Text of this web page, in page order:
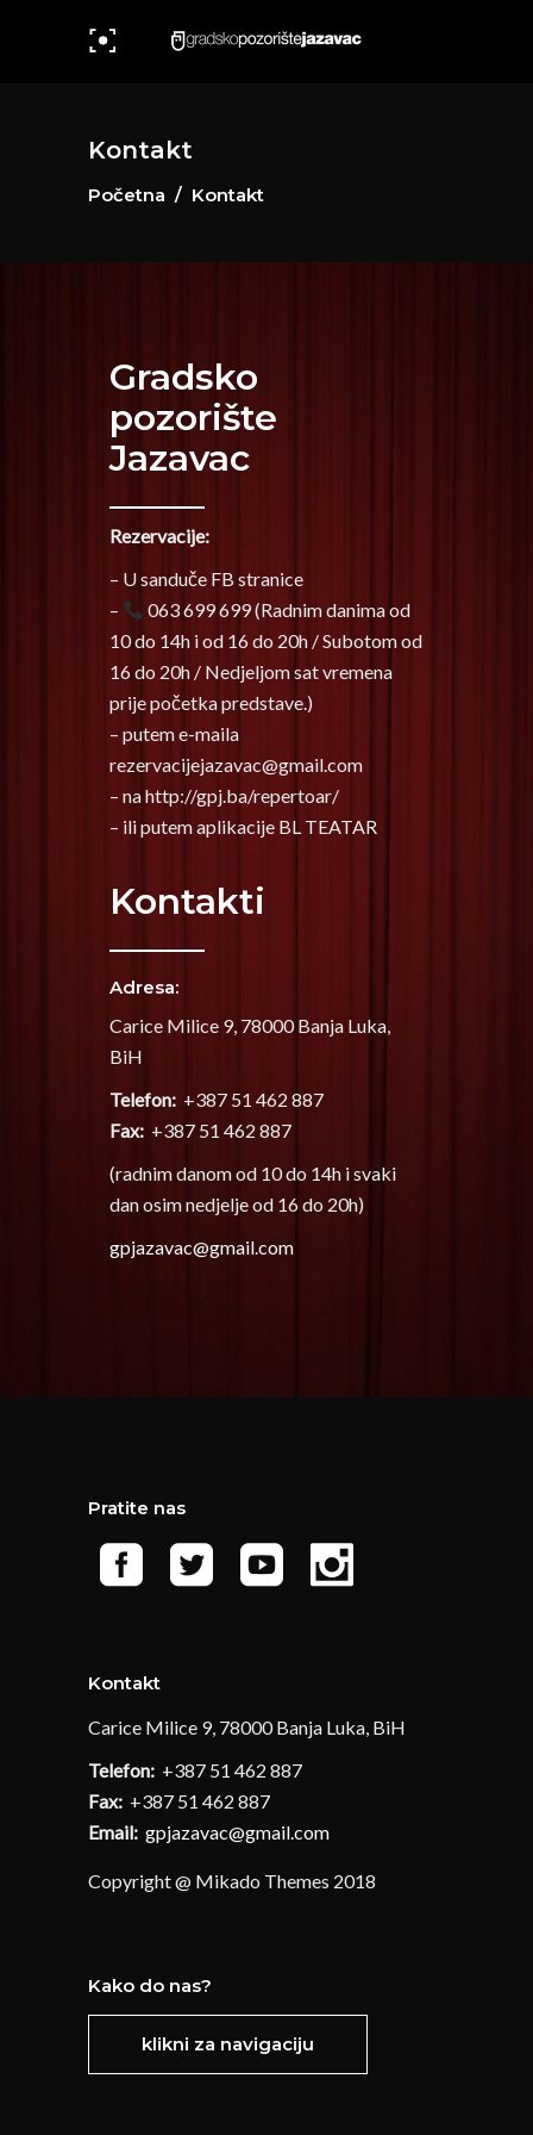
Kontakt
Početna / Kontakt
Gradsko
pozorište
Jazavac
Rezervacije:
– U sanduče FB stranice
–
063 699 699 (Radnim danima od
10 do 14h i od 16 do 20h / Subotom od
16 do 20h / Nedjeljom sat vremena
prije početka predstave.)
– putem e-maila
rezervacijejazavac@gmail.com
– na http://gpj.ba/repertoar/
– ili putem aplikacije BL TEATAR
Kontakti
Adresa:
Carice Milice 9, 78000 Banja Luka,
BiH
Telefon: +387 51 462 887
Fax: +387 51 462 887
(radnim danom od 10 do 14h i svaki
dan osim nedjelje od 16 do 20h)
gpjazavac@gmail.com
Pratite nas
Kontakt
Carice Milice 9, 78000 Banja Luka, BiH
Telefon: +387 51 462 887
Fax: +387 51 462 887
Email: gpjazavac@gmail.com
Copyright @ Mikado Themes 2018
Kako do nas?
klikni za navigaciju